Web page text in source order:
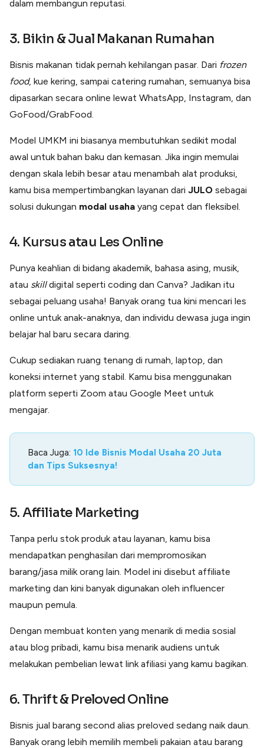
dalam membangun reputasi.
3. Bikin & Jual Makanan Rumahan
Bisnis makanan tidak pernah kehilangan pasar. Dari frozen
food, kue kering, sampai catering rumahan, semuanya bisa
dipasarkan secara online lewat WhatsApp, Instagram, dan
GoFood/GrabFood.
Model UMKM ini biasanya membutuhkan sedikit modal
awal untuk bahan baku dan kemasan. Jika ingin memulai
dengan skala lebih besar atau menambah alat produksi,
kamu bisa mempertimbangkan layanan dari JULO sebagai
solusi dukungan modal usaha yang cepat dan fleksibel.
4. Kursus atau Les Online
Punya keahlian di bidang akademik, bahasa asing, musik,
atau skilldigital seperti coding dan Canva? Jadikan itu
sebagai peluang usaha! Banyak orang tua kini mencari les
online untuk anak-anaknya, dan individu dewasa juga ingin
belajar hal baru secara daring.
Cukup sediakan ruang tenang di rumah, laptop, dan
koneksi internet yang stabil. Kamu bisa menggunakan
platform seperti Zoom atau Google Meet untuk
mengajar.
Baca Juga: 10 Ide Bisnis Modal Usaha 20 Juta
dan Tips Suksesnya!
5. Affiliate Marketing
Tanpa perlu stok produk atau layanan, kamu bisa
mendapatkan penghasilan dari mempromosikan
barang/jasa milik orang lain. Model ini disebut affiliate
marketing dan kini banyak digunakan oleh influencer
maupun pemula.
Dengan membuat konten yang menarik di media sosial
atau blog pribadi, kamu bisa menarik audiens untuk
melakukan pembelian lewat link afiliasi yang kamu bagikan.
6. Thrift & Preloved Online
Bisnis jual barang second alias preloved sedang naik daun.
Banyak orang lebih memilih membeli pakaian atau barang